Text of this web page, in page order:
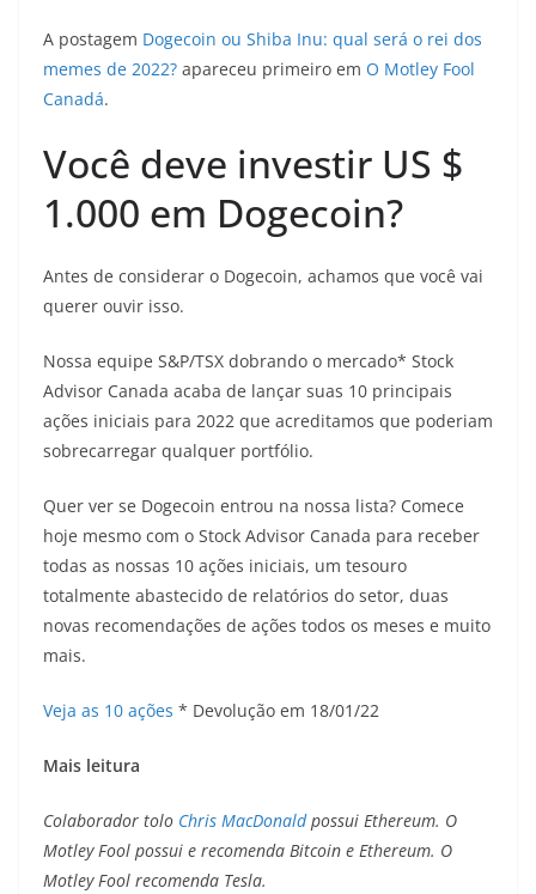
A postagem Dogecoin ou Shiba Inu: qual será o rei dos
memes de 2022? apareceu primeiro em O Motley Fool
Canadá.
Você deve investir US $
1.000 em Dogecoin?
Antes de considerar o Dogecoin, achamos que você vai
querer ouvir isso.
Nossa equipe S&P/TSX dobrando o mercado* Stock
Advisor Canada acaba de lançar suas 10 principais
ações iniciais para 2022 que acreditamos que poderiam
sobrecarregar qualquer portfólio.
Quer ver se Dogecoin entrou na nossa lista? Comece
hoje mesmo com o Stock Advisor Canada para receber
todas as nossas 10 ações iniciais, um tesouro
totalmente abastecido de relatórios do setor, duas
novas recomendações de ações todos os meses e muito
mais.
Veja as 10 ações * Devolução em 18/01/22
Mais leitura
Colaborador tolo Chris MacDonaldpossui Ethereum. O
Motley Fool possui e recomenda Bitcoin e Ethereum. O
Motley Fool recomenda Tesla.